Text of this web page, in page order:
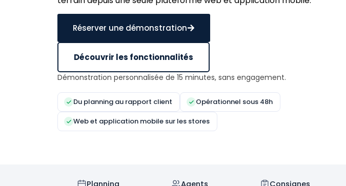
Réserver une démonstration
Découvrir les fonctionnalités
Démonstration personnalisée de 15 minutes, sans engagement.
Du planning au rapport client
Opérationnel sous 48h
Web et application mobile sur les stores